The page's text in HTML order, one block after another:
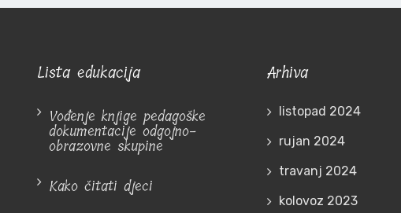
Lista edukacija
Vođenje knjige pedagoške
dokumentacije odgojno-
obrazovne skupine
Kako čitati djeci
Arhiva
listopad 2024
rujan 2024
travanj 2024
kolovoz 2023